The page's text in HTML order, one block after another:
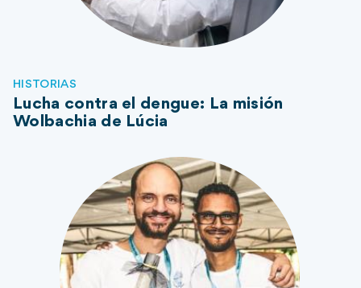
HISTORIAS
Lucha contra el dengue: La misión
Wolbachia de Lúcia